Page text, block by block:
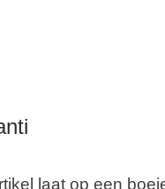
laat op een